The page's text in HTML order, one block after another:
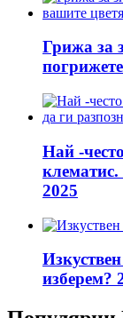
Грижа за
Най -
2025
изберем?